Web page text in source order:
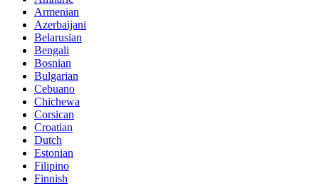
Armenian
Azerbaijani
Belarusian
Bengali
Bosnian
Bulgarian
Cebuano
Chichewa
Corsican
Croatian
Dutch
Estonian
Filipino
Finnish